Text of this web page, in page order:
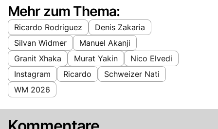
Mehr zum Thema:
Ricardo Rodriguez
Denis Zakaria
Silvan Widmer
Manuel Akanji
Granit Xhaka
Murat Yakin
Nico Elvedi
Instagram
Ricardo
Schweizer Nati
WM 2026